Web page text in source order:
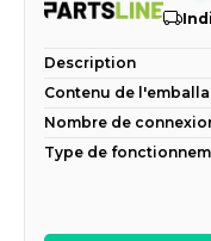
Description
Contenu de
Nombre de
Type de